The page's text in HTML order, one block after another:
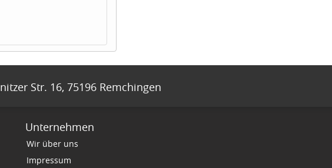
Str. 16, 75196 Remchingen
Unternehmen
Wir über uns
Impressum